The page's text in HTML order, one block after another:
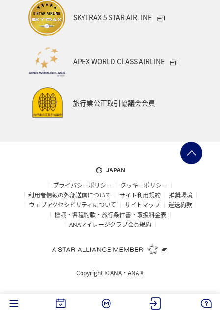
ANAセレクション
歴史・文化・芸術
ブロンズサービス
北海道 旅の準備
自然・植物
プレミアムメンバー限定（ラウンジ除く）
SKYTRAX 5 STAR AIRLINE
APEX WORLD CLASS AIRLINE
旅行業公正取引協議会会員
JAPAN
プライバシーポリシー
クッキーポリシー
利用者情報の外部送信について
サイト利用規約
推奨環境
ウェブアクセシビリティについて
サイトマップ
運送約款
標識・各種約款・旅行条件書・取扱料金表
ANAマイレージクラブ会員規約
Copyright ©ANA・ANA X